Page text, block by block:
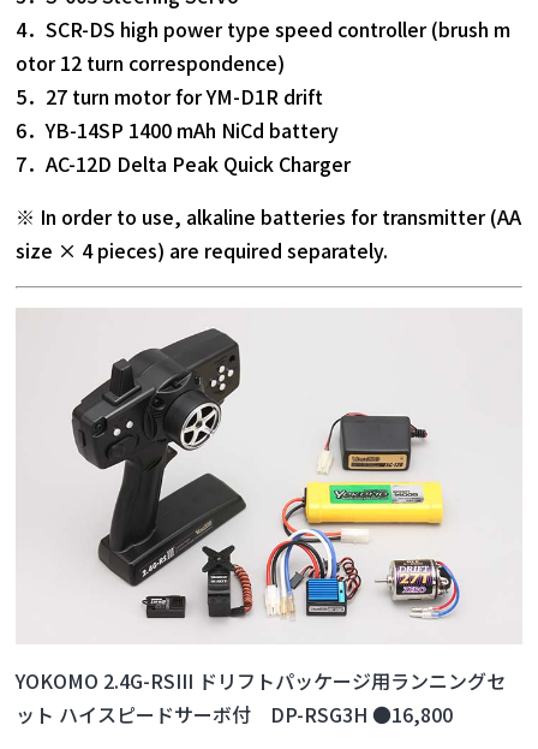
4．SCR-DS high power type speed controller (brush m
otor 12 turn correspondence)
5．27 turn motor for YM-D1R drift
6．YB-14SP 1400 mAh NiCd battery
7．AC-12D Delta Peak Quick Charger
※ In order to use, alkaline batteries for transmitter (AA
size × 4 pieces) are required separately.
YOKOMO 2.4G-RSIII ドリフトパッケージ用ランニングセ
ット ハイスピードサーボ付 DP-RSG3H ●16,800